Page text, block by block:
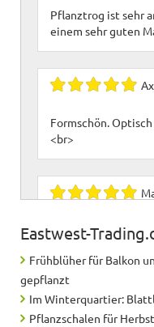
Pflanztrog ist sehr
einem sehr guten
Formschön.
<br>
Toller Pflanztrog,
dem
Preissegment.
Eastwest-
Frühblüher für Balkon
gepflanzt
Im Winterquartier:
Pflanzschalen für